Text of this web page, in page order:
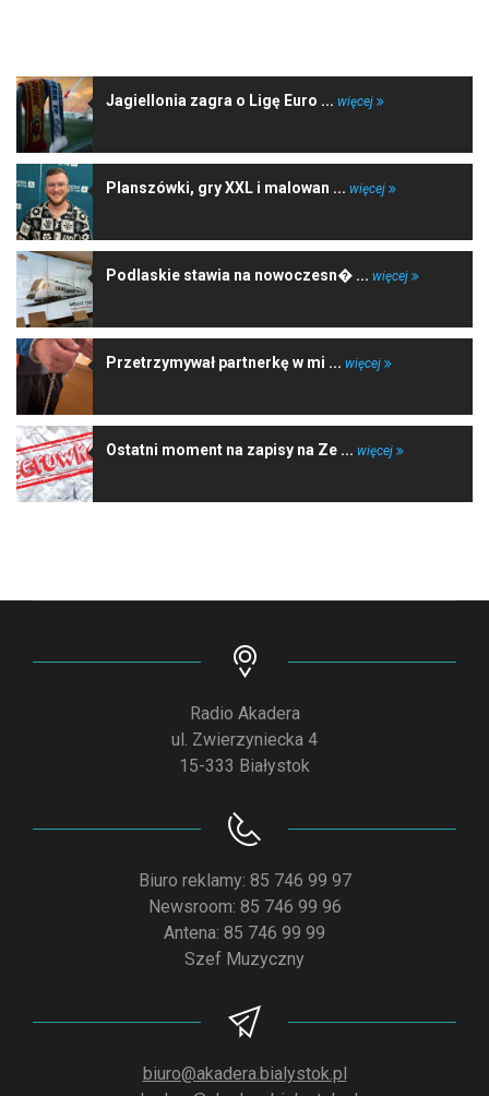
Jagiellonia zagra o Ligę Euro ... więcej
Planszówki, gry XXL i malowan ... więcej
Podlaskie stawia na nowoczesn� ... więcej
Przetrzymywał partnerkę w mi ... więcej
Ostatni moment na zapisy na Ze ... więcej
Radio Akadera
ul. Zwierzyniecka 4
15-333 Białystok
Biuro reklamy: 85 746 99 97
Newsroom: 85 746 99 96
Antena: 85 746 99 99
Szef Muzyczny
biuro@akadera.bialystok.pl